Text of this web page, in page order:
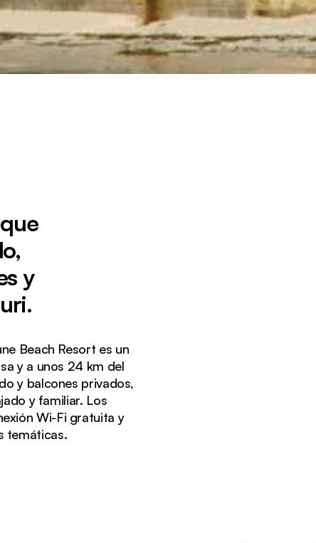
y
Beach Resort es un
y a unos 24 km del
y balcones privados,
y familiar. Los
Wi-Fi gratuita y
temáticas.